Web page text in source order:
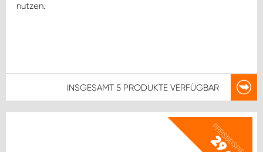
nutzen.
INSGESAMT 5 PRODUKTE VERFÜGBAR
PREISBEISPIEL
29